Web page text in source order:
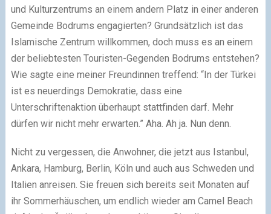
und Kulturzentrums an einem andern Platz in einer anderen
Gemeinde Bodrums engagierten? Grundsätzlich ist das
Islamische Zentrum willkommen, doch muss es an einem
der beliebtesten Touristen-Gegenden Bodrums entstehen?
Wie sagte eine meiner Freundinnen treffend: “In der Türkei
ist es neuerdings Demokratie, dass eine
Unterschriftenaktion überhaupt stattfinden darf. Mehr
dürfen wir nicht mehr erwarten.” Aha. Ah ja. Nun denn.
Nicht zu vergessen, die Anwohner, die jetzt aus Istanbul,
Ankara, Hamburg, Berlin, Köln und auch aus Schweden und
Italien anreisen. Sie freuen sich bereits seit Monaten auf
ihr Sommerhäuschen, um endlich wieder am Camel Beach